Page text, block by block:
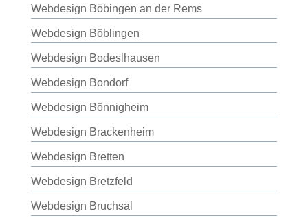
Webdesign Böbingen an der Rems
Webdesign Böblingen
Webdesign Bodeslhausen
Webdesign Bondorf
Webdesign Bönnigheim
Webdesign Brackenheim
Webdesign Bretten
Webdesign Bretzfeld
Webdesign Bruchsal